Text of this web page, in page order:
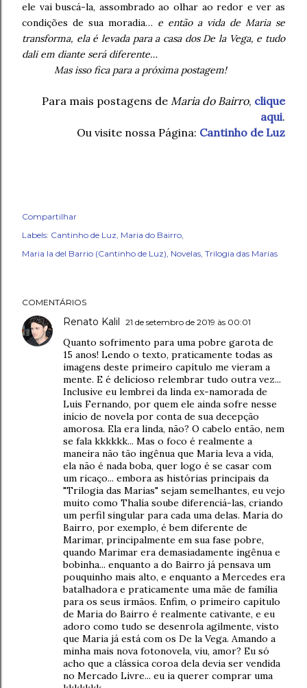
ele vai buscá-la, assombrado ao olhar ao redor e ver as
condições de sua moradia… e então a vida de Maria se
transforma, ela é levada para a casa dos De la Vega, e tudo
dali em diante será diferente…
Mas isso fica para a próxima postagem!
Para mais postagens de Maria do Bairro, clique
aqui.
Ou visite nossa Página: Cantinho de Luz
Compartilhar
Labels: Cantinho de Luz Maria do Bairro
Maria la del Barrio (Cantinho de Luz) Novelas Trilogia das Marias
COMENTÁRIOS
Renato Kalil 21 de setembro de 2019 às 00:01
Quanto sofrimento para uma pobre garota de
15 anos! Lendo o texto, praticamente todas as
imagens deste primeiro capítulo me vieram a
mente. E é delicioso relembrar tudo outra vez...
Inclusive eu lembrei da linda ex-namorada de
Luis Fernando, por quem ele ainda sofre nesse
início de novela por conta de sua decepção
amorosa. Ela era linda, não? O cabelo então, nem
se fala kkkkkk... Mas o foco é realmente a
maneira não tão ingênua que Maria leva a vida,
ela não é nada boba, quer logo é se casar com
um ricaço... embora as histórias principais da
"Trilogia das Marias" sejam semelhantes, eu vejo
muito como Thalía soube diferenciá-las, criando
um perfil singular para cada uma delas. Maria do
Bairro, por exemplo, é bem diferente de
Marimar, principalmente em sua fase pobre,
quando Marimar era demasiadamente ingênua e
bobinha... enquanto a do Bairro já pensava um
pouquinho mais alto, e enquanto a Mercedes era
batalhadora e praticamente uma mãe de família
para os seus irmãos. Enfim, o primeiro capítulo
de Maria do Bairro é realmente cativante, e eu
adoro como tudo se desenrola agilmente, visto
que Maria já está com os De la Vega. Amando a
minha mais nova fotonovela, viu, amor? Eu só
acho que a clássica coroa dela devia ser vendida
no Mercado Livre... eu ia querer comprar uma